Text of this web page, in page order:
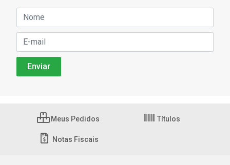
Meus Pedidos Títulos
Notas Fiscais